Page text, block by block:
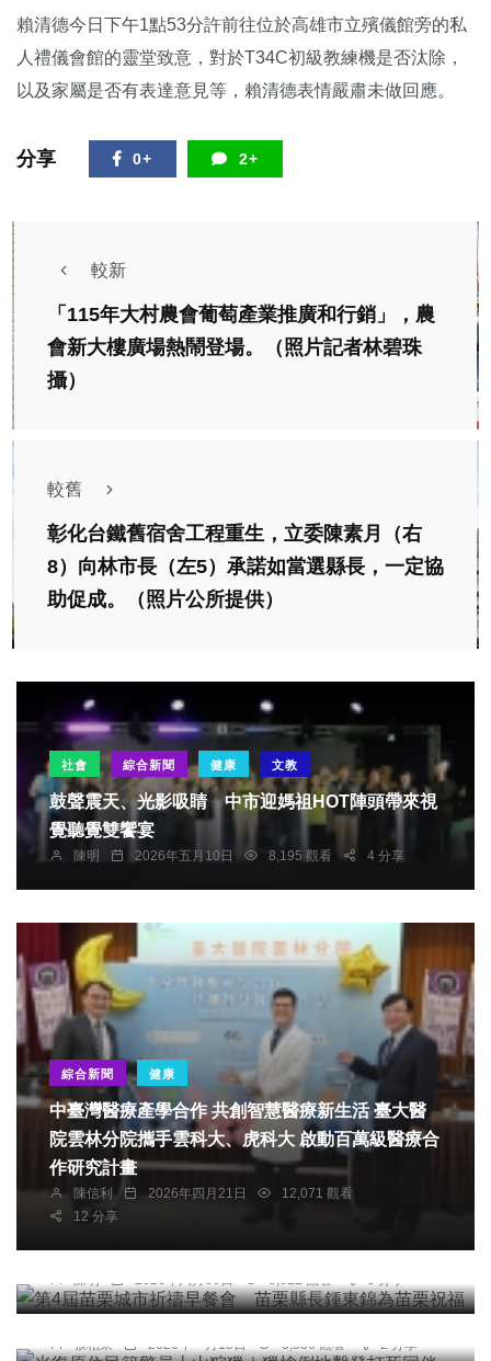
賴清德今日下午1點53分許前往位於高雄市立殯儀館旁的私
人禮儀會館的靈堂致意，對於T34C初級教練機是否汰除，
以及家屬是否有表達意見等，賴清德表情嚴肅未做回應。
分享 0+ 2+
較新
「115年大村農會葡萄產業推廣和行銷」，農
會新大樓廣場熱鬧登場。（照片記者林碧珠
攝）
較舊
彰化台鐵舊宿舍工程重生，立委陳素月（右
8）向林市長（左5）承諾如當選縣長，一定協
助促成。（照片公所提供）
社會 綜合新聞 健康 文教
鼓聲震天、光影吸睛 中市迎媽祖HOT陣頭帶來視
覺聽覺雙饗宴
陳明 2026年五月10日 8,195 觀看 4 分享
綜合新聞 健康
中臺灣醫療產學合作 共創智慧醫療新生活 臺大醫
院雲林分院攜手雲科大、虎科大 啟動百萬級醫療合
作研究計畫
陳信利 2026年四月21日
12,071 觀看
12 分享
社會 宗教 綜合新聞 健康
第4屆苗栗城市祈禱早餐會 苗栗縣長鍾東錦為苗
栗祝福
陳明 2026年六月06日 8,022 觀看 3 分享
社會
光復原住民籍警員上山狩獵｜獵槍倒地擊發打死同
伴
張柏東 2026年一月15日 8,536 觀看 2 分享
專欄
高哲翰：「上清三洞五雷大法師」開運達人楊登嵙